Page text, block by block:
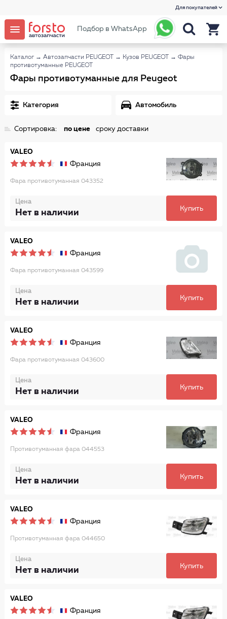
Для покупателей
Подбор в WhatsApp
Каталог → Автозапчасти PEUGEOT → Кузов PEUGEOT → Фары
противотуманные PEUGEOT
Фары противотуманные для Peugeot
Категория Автомобиль
Сортировка: по цене сроку доставки
VALEO
Франция
Фара противотуманная 043352
Цена
Нет в наличии Купить
VALEO
Франция
Фара противотуманная 043599
Цена
Нет в наличии Купить
VALEO
Франция
Фара противотуманная 043600
Цена
Нет в наличии Купить
VALEO
Франция
Противотуманная фара 044553
Цена
Нет в наличии Купить
VALEO
Франция
Противотуманная фара 044650
Цена
Нет в наличии Купить
VALEO
Франция